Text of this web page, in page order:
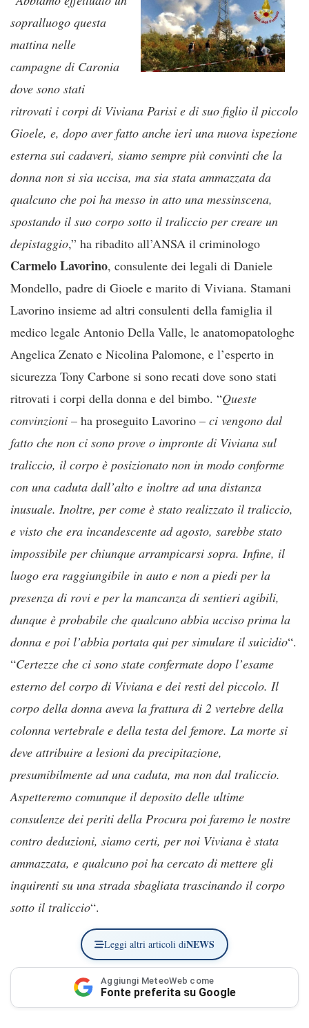
sopralluogo questa
mattina nelle
campagne di Caronia
dove sono stati
ritrovati i corpi di Viviana Parisi e di suo figlio il piccolo
Gioele, e, dopo aver fatto anche ieri una nuova ispezione
esterna sui cadaveri, siamo sempre più convinti che la
donna non si sia uccisa, ma sia stata ammazzata da
qualcuno che poi ha messo in atto una messinscena,
spostando il suo corpo sotto il traliccio per creare un
depistaggio,” ha ribadito all’ANSA il criminologo
CarmeloLavorino, consulente dei legali di Daniele
Mondello, padre di Gioele e marito di Viviana. Stamani
Lavorino insieme ad altri consulenti della famiglia il
medico legale Antonio Della Valle, le anatomopatologhe
Angelica Zenato e Nicolina Palomone, e l’esperto in
sicurezza Tony Carbone si sono recati dove sono stati
ritrovati i corpi della donna e del bimbo. “Queste
convinzioni – ha proseguito Lavorino – ci vengono dal
fatto che non ci sono prove o impronte di Viviana sul
traliccio, il corpo è posizionato non in modo conforme
con una caduta dall’alto e inoltre ad una distanza
inusuale. Inoltre, per come è stato realizzato il traliccio,
e visto che era incandescente ad agosto, sarebbe stato
impossibile per chiunque arrampicarsi sopra. Infine, il
luogo era raggiungibile in auto e non a piedi per la
presenza di rovi e per la mancanza di sentieri agibili,
dunque è probabile che qualcuno abbia ucciso prima la
donna e poi l’abbia portata qui per simulare il suicidio“.
“Certezze che ci sono state confermate dopo l’esame
esterno del corpo di Viviana e dei resti del piccolo. Il
corpo della donna aveva la frattura di 2 vertebre della
colonna vertebrale e della testa del femore. La morte si
deve attribuire a lesioni da precipitazione,
presumibilmente ad una caduta, ma non dal traliccio.
Aspetteremo comunque il deposito delle ultime
consulenze dei periti della Procura poi faremo le nostre
contro deduzioni, siamo certi, per noi Viviana è stata
ammazzata, e qualcuno poi ha cercato di mettere gli
inquirenti su una strada sbagliata trascinando il corpo
sotto il traliccio“.
Leggi altri articoli diNEWS
Aggiungi MeteoWeb come
Fonte preferita su Google